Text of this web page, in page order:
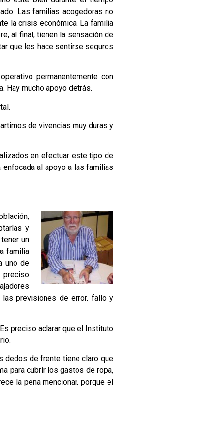
Las familias acogedoras no
la crisis económica. La familia
al final, tienen la sensación de
que les hace sentirse seguros
permanentemente con
Hay mucho apoyo detrás.
de vivencias muy duras y
en efectuar este tipo de
al apoyo a las familias
y
un
familia
uno de
preciso
previsiones de error, fallo y
preciso aclarar que el Instituto
dedos de frente tiene claro que
para cubrir los gastos de ropa,
la pena mencionar, porque el